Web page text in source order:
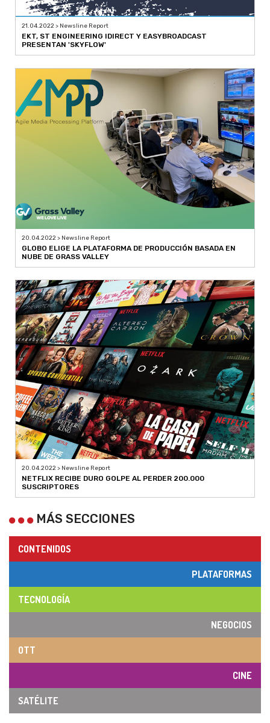
21.04.2022 > Newsline Report
EKT, ST ENGINEERING IDIRECT Y EASYBROADCAST
PRESENTAN 'SKYFLOW'
20.04.2022 > Newsline Report
GLOBO ELIGE LA PLATAFORMA DE PRODUCCIÓN BASADA EN
NUBE DE GRASS VALLEY
20.04.2022 > Newsline Report
NETFLIX RECIBE DURO GOLPE AL PERDER 200.000
SUSCRIPTORES
MÁS SECCIONES
CONTENIDOS
PLATAFORMAS
TECNOLOGÍA
NEGOCIOS
OTT
CINE
SATÉLITE